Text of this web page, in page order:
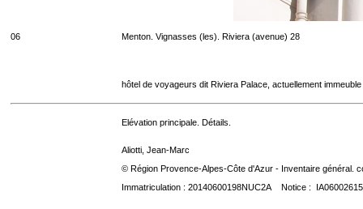
06 Menton. Vignasses (les). Riviera (avenue) 28
hôtel de voyageurs dit Riviera Palace, actuellement immeuble
Elévation principale. Détails.
Aliotti, Jean-Marc
© Région Provence-Alpes-Côte d'Azur - Inventaire général.
Immatriculation : 20140600198NUC2A Notice : IA06002615